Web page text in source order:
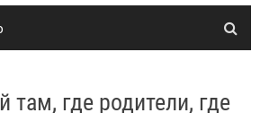
там, где родители, где